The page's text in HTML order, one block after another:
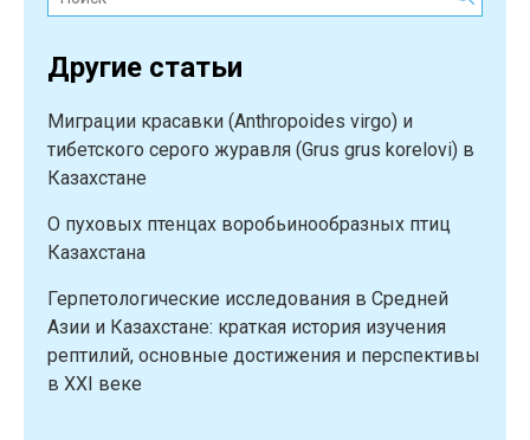
в
и
Атырауской
Казахстан”
Другие статьи
Миграции красавки (Anthropoides virgo) и
тибетского серого журавля (Grus grus korelovi) в
Казахстане
О пуховых птенцах воробьинообразных птиц
Казахстана
Герпетологические исследования в Средней
Азии и Казахстане: краткая история изучения
рептилий, основные достижения и перспективы
в XXI веке